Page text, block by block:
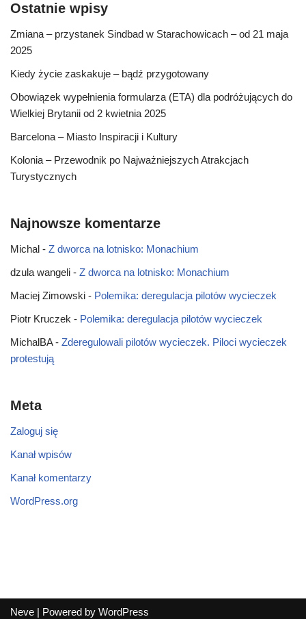
Ostatnie wpisy
Zmiana – przystanek Sindbad w Starachowicach – od 21 maja
2025
Kiedy życie zaskakuje – bądź przygotowany
Obowiązek wypełnienia formularza (ETA) dla podróżujących do
Wielkiej Brytanii od 2 kwietnia 2025
Barcelona – Miasto Inspiracji i Kultury
Kolonia – Przewodnik po Najważniejszych Atrakcjach
Turystycznych
Najnowsze komentarze
Michal - Z dworca na lotnisko: Monachium
dzula wangeli - Z dworca na lotnisko: Monachium
Maciej Zimowski - Polemika: deregulacja pilotów wycieczek
Piotr Kruczek - Polemika: deregulacja pilotów wycieczek
MichalBA- Zderegulowali pilotów wycieczek. Piloci wycieczek
protestują
Meta
Zaloguj się
Kanał wpisów
Kanał komentarzy
WordPress.org
Neve | Powered by WordPress